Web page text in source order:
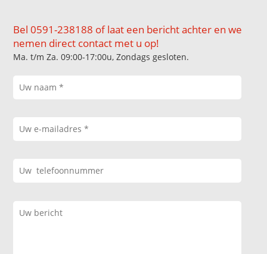
Bel 0591-238188 of laat een bericht achter en we
nemen direct contact met u op!
Ma. t/m Za. 09:00-17:00u, Zondags gesloten.